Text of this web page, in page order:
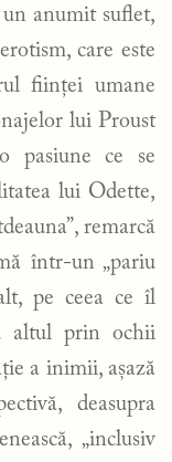
anumit suflet,
care este
ființei umane
lui Proust
pasiune ce se
lui Odette,
remarcă
într-un „pariu
pe ceea ce îl
altul prin ochii
a inimii, așază
deasupra
„inclusiv